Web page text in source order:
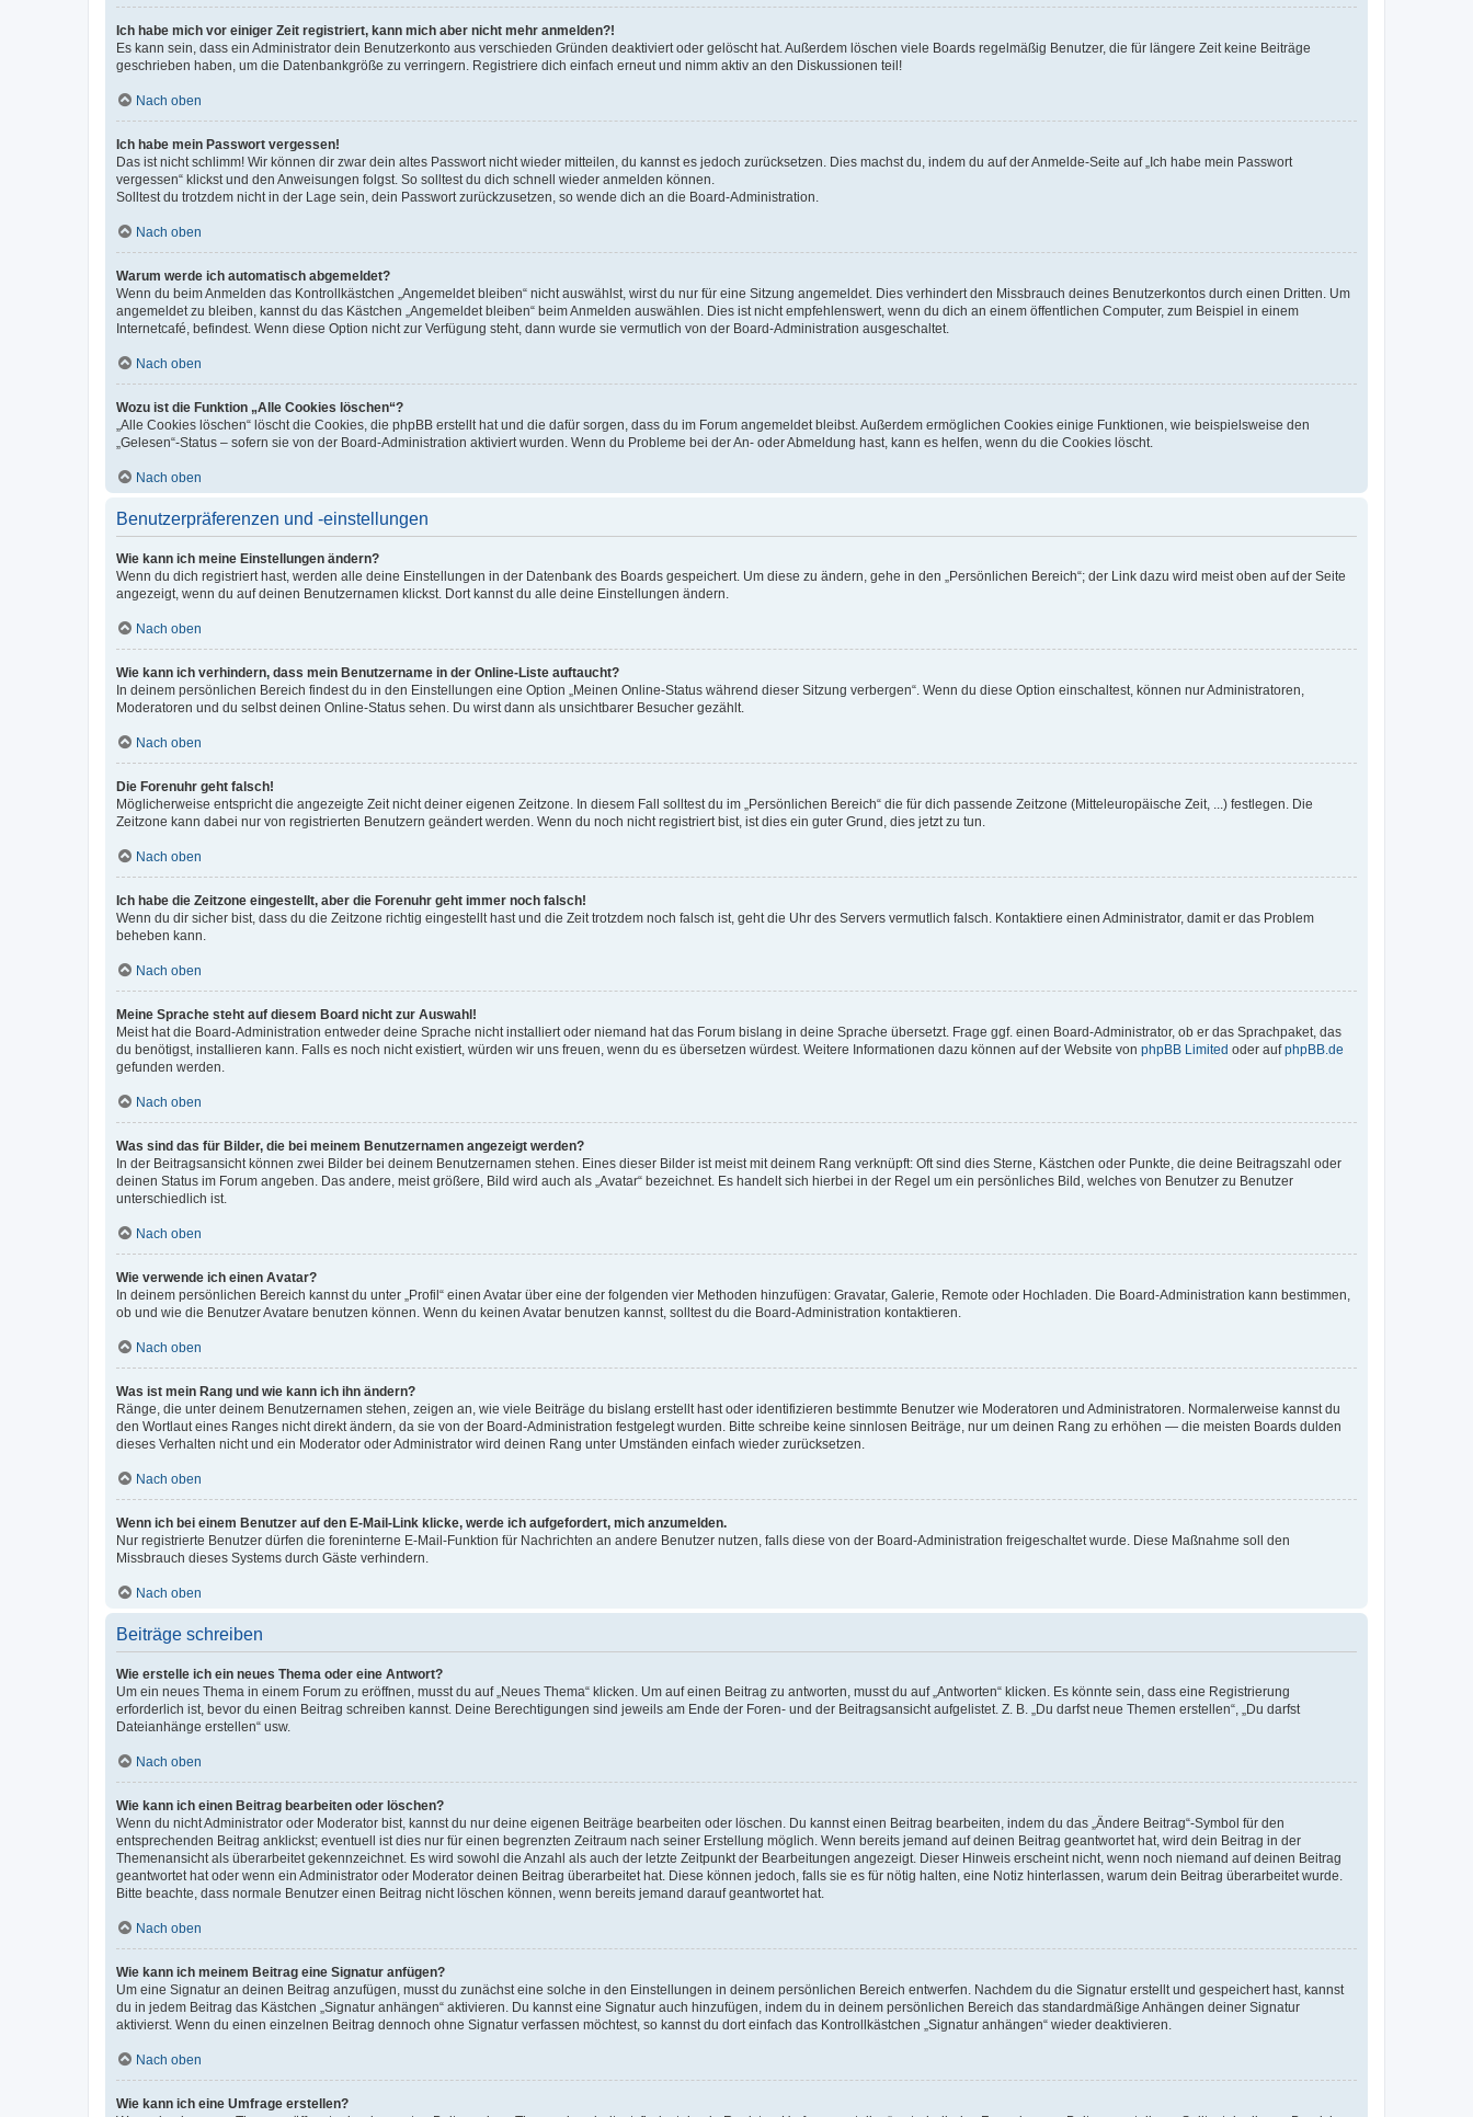
Ich habe mich vor einiger Zeit registriert, kann mich aber nicht mehr anmelden?!
Es kann sein, dass ein Administrator dein Benutzerkonto aus verschieden Gründen deaktiviert oder gelöscht hat. Außerdem löschen viele Boards regelmäßig Benutzer, die für längere Zeit keine Beiträge
geschrieben haben, um die Datenbankgröße zu verringern. Registriere dich einfach erneut und nimm aktiv an den Diskussionen teil!
Nach oben
Ich habe mein Passwort vergessen!
Das ist nicht schlimm! Wir können dir zwar dein altes Passwort nicht wieder mitteilen, du kannst es jedoch zurücksetzen. Dies machst du, indem du auf der Anmelde-Seite auf „Ich habe mein Passwort
vergessen“ klickst und den Anweisungen folgst. So solltest du dich schnell wieder anmelden können.
Solltest du trotzdem nicht in der Lage sein, dein Passwort zurückzusetzen, so wende dich an die Board-Administration.
Nach oben
Warum werde ich automatisch abgemeldet?
Wenn du beim Anmelden das Kontrollkästchen „Angemeldet bleiben“ nicht auswählst, wirst du nur für eine Sitzung angemeldet. Dies verhindert den Missbrauch deines Benutzerkontos durch einen Dritten. Um
angemeldet zu bleiben, kannst du das Kästchen „Angemeldet bleiben“ beim Anmelden auswählen. Dies ist nicht empfehlenswert, wenn du dich an einem öffentlichen Computer, zum Beispiel in einem
Internetcafé, befindest. Wenn diese Option nicht zur Verfügung steht, dann wurde sie vermutlich von der Board-Administration ausgeschaltet.
Nach oben
Wozu ist die Funktion „Alle Cookies löschen“?
„Alle Cookies löschen“ löscht die Cookies, die phpBB erstellt hat und die dafür sorgen, dass du im Forum angemeldet bleibst. Außerdem ermöglichen Cookies einige Funktionen, wie beispielsweise den
„Gelesen“-Status – sofern sie von der Board-Administration aktiviert wurden. Wenn du Probleme bei der An- oder Abmeldung hast, kann es helfen, wenn du die Cookies löscht.
Nach oben
Benutzerpräferenzen und -einstellungen
Wie kann ich meine Einstellungen ändern?
Wenn du dich registriert hast, werden alle deine Einstellungen in der Datenbank des Boards gespeichert. Um diese zu ändern, gehe in den „Persönlichen Bereich“; der Link dazu wird meist oben auf der Seite
angezeigt, wenn du auf deinen Benutzernamen klickst. Dort kannst du alle deine Einstellungen ändern.
Nach oben
Wie kann ich verhindern, dass mein Benutzername in der Online-Liste auftaucht?
In deinem persönlichen Bereich findest du in den Einstellungen eine Option „Meinen Online-Status während dieser Sitzung verbergen“. Wenn du diese Option einschaltest, können nur Administratoren,
Moderatoren und du selbst deinen Online-Status sehen. Du wirst dann als unsichtbarer Besucher gezählt.
Nach oben
Die Forenuhr geht falsch!
Möglicherweise entspricht die angezeigte Zeit nicht deiner eigenen Zeitzone. In diesem Fall solltest du im „Persönlichen Bereich“ die für dich passende Zeitzone (Mitteleuropäische Zeit, ...) festlegen. Die
Zeitzone kann dabei nur von registrierten Benutzern geändert werden. Wenn du noch nicht registriert bist, ist dies ein guter Grund, dies jetzt zu tun.
Nach oben
Ich habe die Zeitzone eingestellt, aber die Forenuhr geht immer noch falsch!
Wenn du dir sicher bist, dass du die Zeitzone richtig eingestellt hast und die Zeit trotzdem noch falsch ist, geht die Uhr des Servers vermutlich falsch. Kontaktiere einen Administrator, damit er das Problem
beheben kann.
Nach oben
Meine Sprache steht auf diesem Board nicht zur Auswahl!
Meist hat die Board-Administration entweder deine Sprache nicht installiert oder niemand hat das Forum bislang in deine Sprache übersetzt. Frage ggf. einen Board-Administrator, ob er das Sprachpaket, das
du benötigst, installieren kann. Falls es noch nicht existiert, würden wir uns freuen, wenn du es übersetzen würdest. Weitere Informationen dazu können auf der Website von phpBB Limited oder aufphpBB.de
gefunden werden.
Nach oben
Was sind das für Bilder, die bei meinem Benutzernamen angezeigt werden?
In der Beitragsansicht können zwei Bilder bei deinem Benutzernamen stehen. Eines dieser Bilder ist meist mit deinem Rang verknüpft: Oft sind dies Sterne, Kästchen oder Punkte, die deine Beitragszahl oder
deinen Status im Forum angeben. Das andere, meist größere, Bild wird auch als „Avatar“ bezeichnet. Es handelt sich hierbei in der Regel um ein persönliches Bild, welches von Benutzer zu Benutzer
unterschiedlich ist.
Nach oben
Wie verwende ich einen Avatar?
In deinem persönlichen Bereich kannst du unter „Profil“ einen Avatar über eine der folgenden vier Methoden hinzufügen: Gravatar, Galerie, Remote oder Hochladen. Die Board-Administration kann bestimmen,
ob und wie die Benutzer Avatare benutzen können. Wenn du keinen Avatar benutzen kannst, solltest du die Board-Administration kontaktieren.
Nach oben
Was ist mein Rang und wie kann ich ihn ändern?
Ränge, die unter deinem Benutzernamen stehen, zeigen an, wie viele Beiträge du bislang erstellt hast oder identifizieren bestimmte Benutzer wie Moderatoren und Administratoren. Normalerweise kannst du
den Wortlaut eines Ranges nicht direkt ändern, da sie von der Board-Administration festgelegt wurden. Bitte schreibe keine sinnlosen Beiträge, nur um deinen Rang zu erhöhen — die meisten Boards dulden
dieses Verhalten nicht und ein Moderator oder Administrator wird deinen Rang unter Umständen einfach wieder zurücksetzen.
Nach oben
Wenn ich bei einem Benutzer auf den E-Mail-Link klicke, werde ich aufgefordert, mich anzumelden.
Nur registrierte Benutzer dürfen die foreninterne E-Mail-Funktion für Nachrichten an andere Benutzer nutzen, falls diese von der Board-Administration freigeschaltet wurde. Diese Maßnahme soll den
Missbrauch dieses Systems durch Gäste verhindern.
Nach oben
Beiträge schreiben
Wie erstelle ich ein neues Thema oder eine Antwort?
Um ein neues Thema in einem Forum zu eröffnen, musst du auf „Neues Thema“ klicken. Um auf einen Beitrag zu antworten, musst du auf „Antworten“ klicken. Es könnte sein, dass eine Registrierung
erforderlich ist, bevor du einen Beitrag schreiben kannst. Deine Berechtigungen sind jeweils am Ende der Foren- und der Beitragsansicht aufgelistet. Z. B. „Du darfst neue Themen erstellen“, „Du darfst
Dateianhänge erstellen“ usw.
Nach oben
Wie kann ich einen Beitrag bearbeiten oder löschen?
Wenn du nicht Administrator oder Moderator bist, kannst du nur deine eigenen Beiträge bearbeiten oder löschen. Du kannst einen Beitrag bearbeiten, indem du das „Ändere Beitrag“-Symbol für den
entsprechenden Beitrag anklickst; eventuell ist dies nur für einen begrenzten Zeitraum nach seiner Erstellung möglich. Wenn bereits jemand auf deinen Beitrag geantwortet hat, wird dein Beitrag in der
Themenansicht als überarbeitet gekennzeichnet. Es wird sowohl die Anzahl als auch der letzte Zeitpunkt der Bearbeitungen angezeigt. Dieser Hinweis erscheint nicht, wenn noch niemand auf deinen Beitrag
geantwortet hat oder wenn ein Administrator oder Moderator deinen Beitrag überarbeitet hat. Diese können jedoch, falls sie es für nötig halten, eine Notiz hinterlassen, warum dein Beitrag überarbeitet wurde.
Bitte beachte, dass normale Benutzer einen Beitrag nicht löschen können, wenn bereits jemand darauf geantwortet hat.
Nach oben
Wie kann ich meinem Beitrag eine Signatur anfügen?
Um eine Signatur an deinen Beitrag anzufügen, musst du zunächst eine solche in den Einstellungen in deinem persönlichen Bereich entwerfen. Nachdem du die Signatur erstellt und gespeichert hast, kannst
du in jedem Beitrag das Kästchen „Signatur anhängen“ aktivieren. Du kannst eine Signatur auch hinzufügen, indem du in deinem persönlichen Bereich das standardmäßige Anhängen deiner Signatur
aktivierst. Wenn du einen einzelnen Beitrag dennoch ohne Signatur verfassen möchtest, so kannst du dort einfach das Kontrollkästchen „Signatur anhängen“ wieder deaktivieren.
Nach oben
Wie kann ich eine Umfrage erstellen?